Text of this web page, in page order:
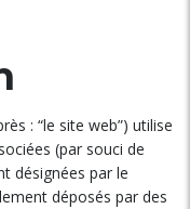
: “le site web”) utilise
(par souci de
désignées par le
déposés par des